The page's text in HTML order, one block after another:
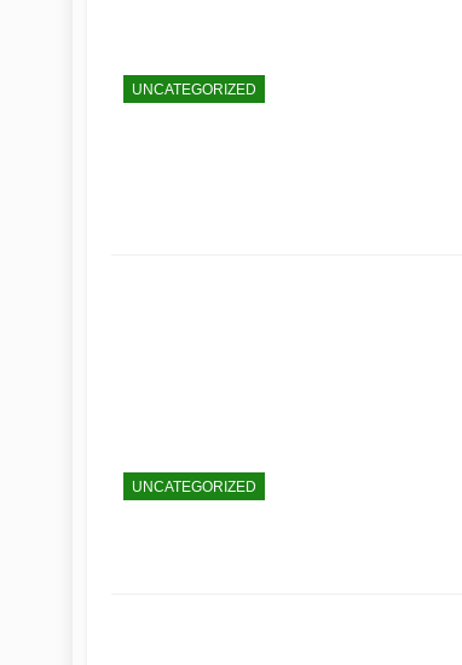
UNCATEGORIZED
UNCATEGORIZED